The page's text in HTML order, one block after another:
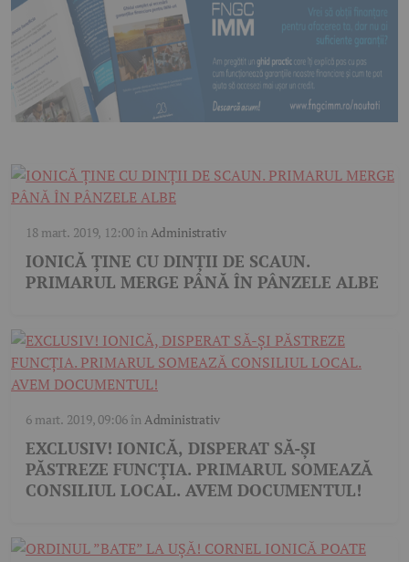
18 mart. 2019, 12:00înAdministrativ
IONICĂ ŢINE CU DINŢII DE SCAUN.
PRIMARUL MERGE PÂNĂ ÎN PÂNZELE ALBE
6 mart. 2019, 09:06înAdministrativ
EXCLUSIV! IONICĂ, DISPERAT SĂ-ȘI
PĂSTREZE FUNCȚIA. PRIMARUL SOMEAZĂ
CONSILIUL LOCAL. AVEM DOCUMENTUL!